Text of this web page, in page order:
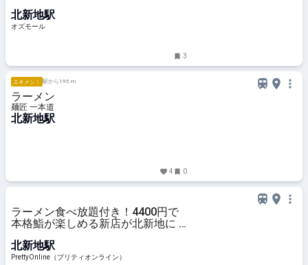
OZmall
北新地駅
オズモール
3
エキメシ！ 駅から195 m
ラーメン
麺匠 一本道
北新地駅
4 0
ラーメン食べ放題付き！4400円で
本格鮨が楽しめる新店が北新地に |
北新地駅
PrettyOnline（プリティオンライン）